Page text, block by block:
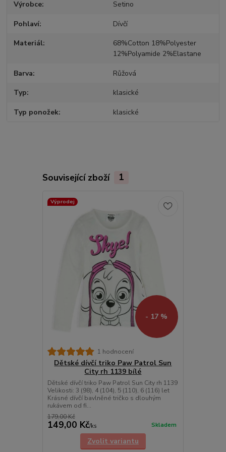
Výrobce Setino
Pohlaví Dívčí
Materiál
68%Cotton 18%Polyester
12%Polyamide 2%Elastane
Barva Růžová
Typ klasické
Typ ponožek klasické
Související zboží 1
Výprodej
- 17 %
1 hodnocení
Dětské dívčí triko Paw Patrol Sun
City rh 1139 bílé
Dětské dívčí triko Paw Patrol Sun City rh 1139
Velikosti: 3 (98), 4 (104), 5 (110), 6 (116) let
Krásné dívčí bavlněné tričko s dlouhým
rukávem od fi...
179,00 Kč
149,00 Kč/ks Skladem
Zvolit variantu